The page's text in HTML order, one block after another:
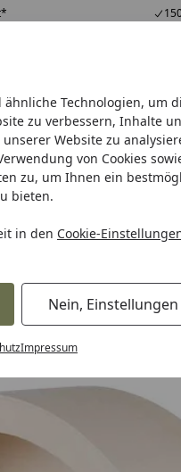
ähnliche Technologien, um
zu verbessern, Inhalte
Website zu
von Cookies
zu, um Ihnen ein
bieten.
in den Cookie-
Nein,
Impressum
& Tricks
Katzen Kleintiere
Pools inkl.
im Sorglos-Paket:
Zubehör für